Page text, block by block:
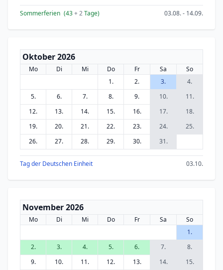
Sommerferien (43+ 2Tage) 03.08. - 14.09.
Oktober 2026
Mo Di Mi Do Fr Sa
So
1.
2. 3.
4.
5.
6. 7. 8. 9. 10.
11.
12.
13. 14. 15. 16. 17.
18.
19.
20. 21. 22. 23. 24.
25.
26.
27. 28. 29. 30. 31.
Tag der Deutschen Einheit 03.10.
November 2026
Mo Di Mi Do Fr Sa
So
1.
2.
3. 4. 5. 6. 7.
8.
9.
10. 11. 12. 13. 14.
15.